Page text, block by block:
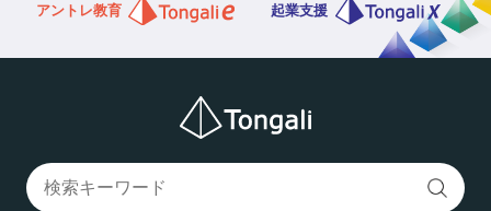
アントレ教育 起業支援